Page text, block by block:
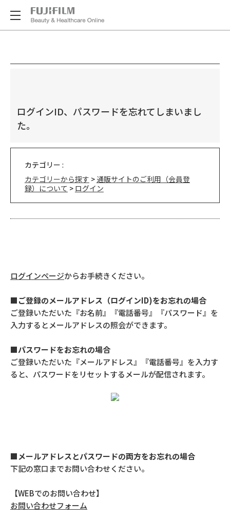
ログインID、パスワードを忘れてしまいまし
た。
カテゴリー :
カテゴリーから探す > 通販サイトのご利用（会員登
録）について > ログイン
ログインページからお手続きください。
■ご登録のメールアドレス（ログインID)をお忘れの場合
ご登録いただいた『お名前』『電話番号』『パスワード』を
入力するとメールアドレスの照会ができます。
■パスワードをお忘れの場合
ご登録いただいた『メールアドレス』『電話番号』を入力す
ると、パスワードをリセットするメールが配信されます。
■メールアドレスとパスワードの両方をお忘れの場合
下記の窓口までお問い合わせください。
【WEBでのお問い合わせ】
お問い合わせフォーム